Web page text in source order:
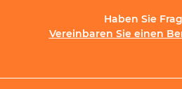
Haben Sie
Vereinbaren Sie einen